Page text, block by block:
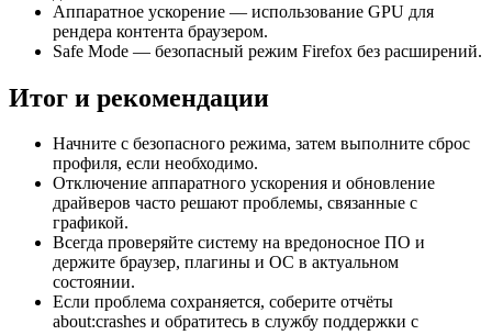
Аппаратное ускорение — использование GPU для
рендера контента браузером.
Safe Mode — безопасный режим Firefox без расширений.
Итог и рекомендации
Начните с безопасного режима, затем выполните сброс
профиля, если необходимо.
Отключение аппаратного ускорения и обновление
драйверов часто решают проблемы, связанные с
графикой.
Всегда проверяйте систему на вредоносное ПО и
держите браузер, плагины и ОС в актуальном
состоянии.
Если проблема сохраняется, соберите отчёты
about:crashes и обратитесь в службу поддержки с